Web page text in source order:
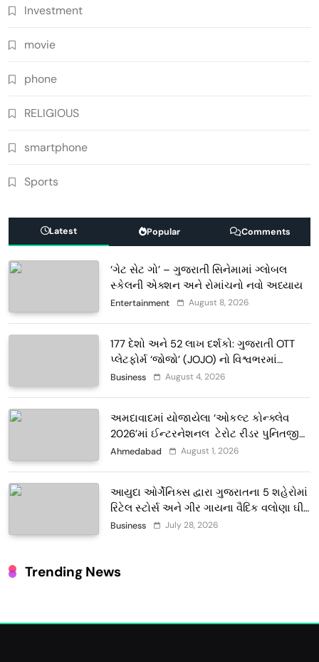
Investment
movie
phone
RELIGIOUS
smartphone
Sports
Latest Popular Comments
‘ગેટ સેટ ગો’ – ગુજરાતી સિનેમામાં ગ્લોબલ
સ્કેલની એક્શન અને રોમાંચનો નવો અધ્યાય
Entertainment August 8, 2026
177 દેશો અને 52 લાખ દર્શકો: ગુજરાતી OTT
પ્લેટફોર્મ ‘જોજો’ (JOJO) નો વિશ્વભરમાં
દબદબો
Business August 4, 2026
અમદાવાદમાં યોજાયેલા ‘ઓકલ્ટ કોન્ક્લેવ
2026’માં ઈન્ટરનેશનલ ટેરોટ રીડર પુનિતજી
લુલ્લા એ ટેરોટ કાર્ડ રીડિંગ અંગે માહિતી આપી
Ahmedabad August 1, 2026
આયુદા ઓર્ગેનિક્સ દ્વારા ગુજરાતના 5 શહેરોમાં
રિટેલ સ્ટોર્સ અને ગીર ગાયના વૈદિક વલોણા ઘી-
દૂધની શુદ્ધ સેવાઓ સાથે વ્યાપક વિસ્તરણ
Business July 28, 2026
Trending News